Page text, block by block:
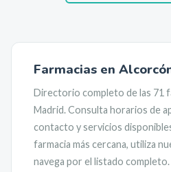
Farmacias en
Directorio completo de las 71
Madrid. Consulta horarios de
contacto y servicios
farmacia más cercana, utiliza
navega por el listado completo.